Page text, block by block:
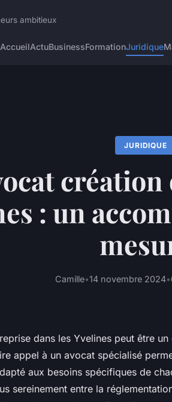
ambitieux
AccueilActuBusinessFormationJuridique
JURIDIQUE
: un
Camille•14 novembre 2024•
dans les Yvelines peut être
appel à un avocat spécialisé
aux besoins spécifiques de
sereinement entre la